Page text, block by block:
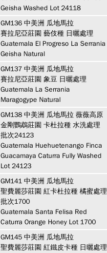
Geisha Washed Lot 24118
GM136 中美洲 瓜地馬拉
賽拉尼亞莊園 藝伎種 日曬處理
Guatemala El Progreso La Serrania
Geisha Natural
GM137 中美洲 瓜地馬拉
賽拉尼亞莊園 象豆 日曬處理
Guatemala La Serrania
Maragogype Natural
GM138 中美洲 瓜地馬拉 薇薇高原
金剛鸚鵡莊園 卡杜拉種 水洗處理
批次24123
Guatemala Huehuetenango Finca
Guacamaya Caturra Fully Washed
Lot 24123
GM141 中美洲 瓜地馬拉
聖費麗莎莊園 紅卡杜拉種 橘蜜處理
批次1700
Guatemala Santa Felisa Red
Caturra Orange Honey Lot 1700
GM145 中美洲 瓜地馬拉
聖費麗莎莊園 紅鐵皮卡種 日曬處理